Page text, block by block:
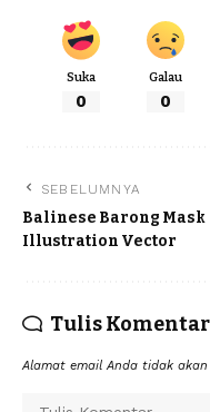
Suka
0
Galau
0
SEBELUMNYA
Balinese Barong Mask
Illustration Vector
Tulis Komentar
Alamat email Anda tidak